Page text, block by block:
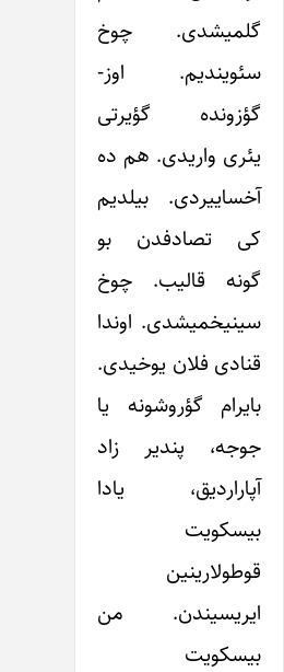
گلمیشدی. چوخ
سئویندیم. اوز-
گؤزونده گؤیرتی
یئری واریدی. هم ده
آخساییردی. بیلدیم
کی تصادفدن بو
گونه قالیب. چوخ
سینیخمیشدی. اوندا
قنادی فلان یوخیدی.
بایرام گؤروشونه یا
جوجه، پندیر زاد
آپاراردیق، یادا
بیسکویت
قوطولارینین
ایریسیندن. من
بیسکویت